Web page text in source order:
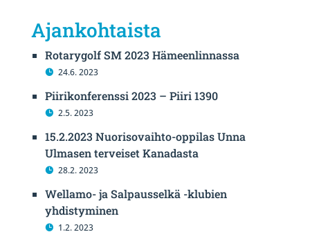
Ajankohtaista
Rotarygolf SM 2023 Hämeenlinnassa
24.6. 2023
Piirikonferenssi 2023 – Piiri 1390
2.5. 2023
15.2.2023 Nuorisovaihto-oppilas Unna
Ulmasen terveiset Kanadasta
28.2. 2023
Wellamo- ja Salpausselkä -klubien
yhdistyminen
1.2. 2023